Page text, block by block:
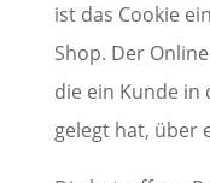
ist das Cookie
Shop. Der
die ein Kunde
gelegt hat, über